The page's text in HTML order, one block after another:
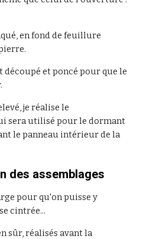
en fond de feuillure
découpé et poncé pour que le
je réalise le
sera utilisé pour le dormant
le panneau intérieur de la
des assemblages
pour qu'on puisse y
cintrée...
sûr, réalisés avant la